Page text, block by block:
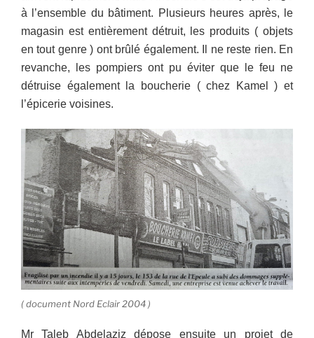
à l’ensemble du bâtiment. Plusieurs heures après, le
magasin est entièrement détruit, les produits ( objets
en tout genre ) ont brûlé également. Il ne reste rien. En
revanche, les pompiers ont pu éviter que le feu ne
détruise également la boucherie ( chez Kamel ) et
l’épicerie voisines.
( document Nord Eclair 2004 )
Mr Taleb Abdelaziz dépose ensuite un projet de